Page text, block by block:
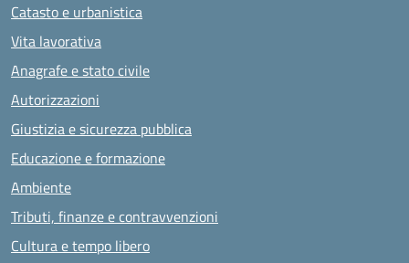
Catasto e urbanistica
Vita lavorativa
Anagrafe e stato civile
Autorizzazioni
Giustizia e sicurezza pubblica
Educazione e formazione
Ambiente
Tributi, finanze e contravvenzioni
Cultura e tempo libero